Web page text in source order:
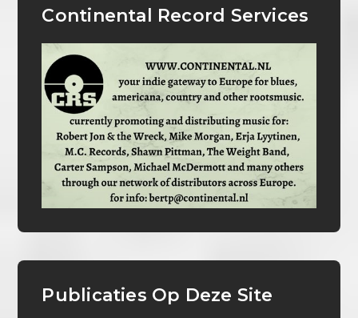
Continental Record Services
Publicaties Op Deze Site